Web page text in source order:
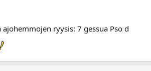
ryysis: 7 gessua Pso d